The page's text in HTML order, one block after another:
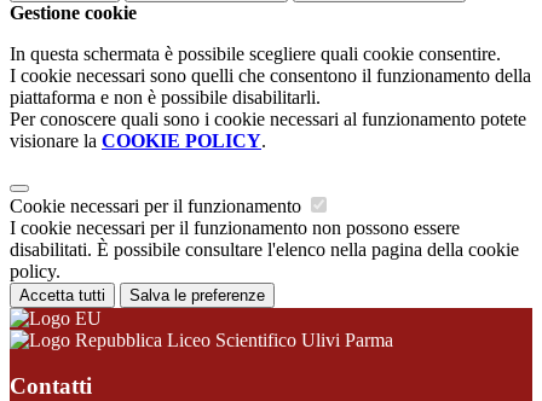
Gestione cookie
In questa schermata è possibile scegliere quali cookie consentire.
I cookie necessari sono quelli che consentono il funzionamento della
piattaforma e non è possibile disabilitarli.
Per conoscere quali sono i cookie necessari al funzionamento potete
visionare la COOKIE POLICY.
Cookie necessari per il funzionamento
I cookie necessari per il funzionamento non possono essere
disabilitati. È possibile consultare l'elenco nella pagina della cookie
policy.
Accetta tutti Salva le preferenze
Liceo Scientifico Ulivi Parma
Contatti